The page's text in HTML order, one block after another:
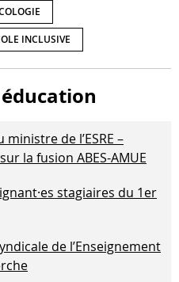
INCLUSIVE
de l’ESRE –
la fusion ABES-AMUE
stagiaires du 1er
de l’Enseignement